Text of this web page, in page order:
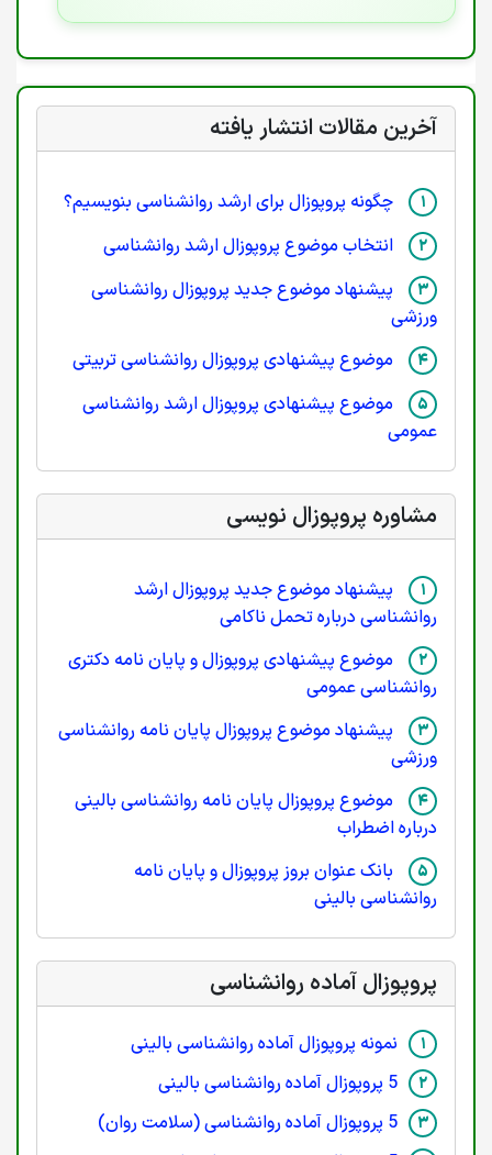
آخرین مقالات انتشار یافته
چگونه پروپوزال برای ارشد روانشناسی بنویسیم؟
انتخاب موضوع پروپوزال ارشد روانشناسی
پیشنهاد موضوع جدید پروپوزال روانشناسی
ورزشی
موضوع پیشنهادی پروپوزال روانشناسی تربیتی
موضوع پیشنهادی پروپوزال ارشد روانشناسی
عمومی
مشاوره پروپوزال نویسی
پیشنهاد موضوع جدید پروپوزال ارشد
روانشناسی درباره تحمل ناکامی
موضوع پیشنهادی پروپوزال و پایان نامه دکتری
روانشناسی عمومی
پیشنهاد موضوع پروپوزال پایان نامه روانشناسی
ورزشی
موضوع پروپوزال پایان نامه روانشناسی بالینی
درباره اضطراب
بانک عنوان بروز پروپوزال و پایان نامه
روانشناسی بالینی
پروپوزال آماده روانشناسی
نمونه پروپوزال آماده روانشناسی بالینی
5 پروپوزال آماده روانشناسی بالینی
5 پروپوزال آماده روانشناسی (سلامت روان)